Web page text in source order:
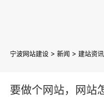
宁波网站建设 > 新闻 > 建站资讯
要做个网站，网站